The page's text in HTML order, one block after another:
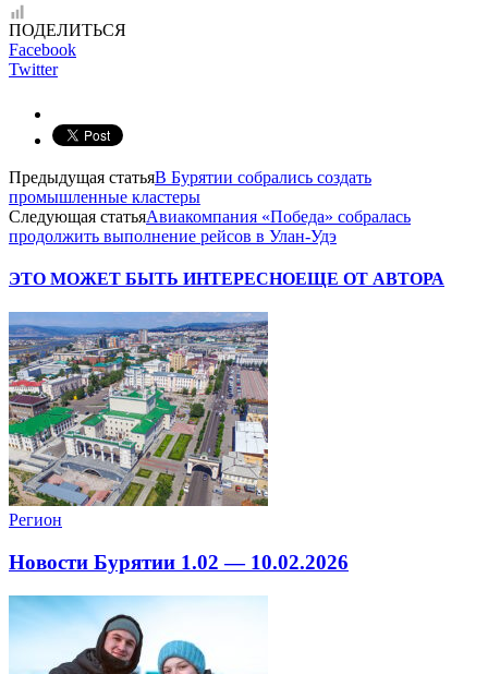
ПОДЕЛИТЬСЯ
Facebook
Twitter
Предыдущая статьяВ Бурятии собрались создать
промышленные кластеры
Следующая статьяАвиакомпания «Победа» собралась
продолжить выполнение рейсов в Улан-Удэ
ЭТО МОЖЕТ БЫТЬ ИНТЕРЕСНОЕЩЕ ОТ АВТОРА
Регион
Новости Бурятии 1.02 — 10.02.2026